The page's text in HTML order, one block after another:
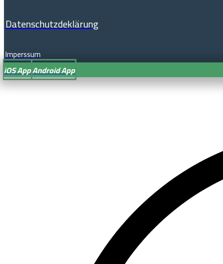
Datenschutzdeklärung
Imperssum
iOS AppAndroid App